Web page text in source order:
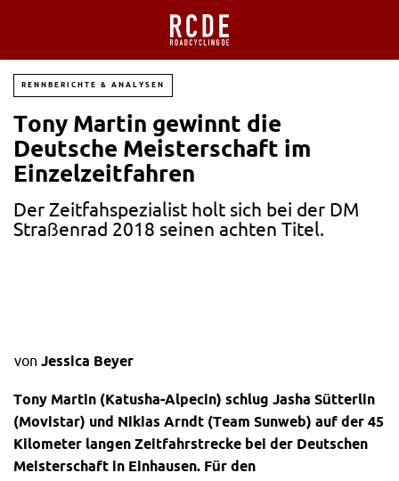
RENNBERICHTE & ANALYSEN
Tony Martin gewinnt die
Deutsche Meisterschaft im
Einzelzeitfahren
Der Zeitfahspezialist holt sich bei der DM
Straßenrad 2018 seinen achten Titel.
von Jessica Beyer
Tony Martin (Katusha-Alpecin) schlug Jasha Sütterlin
(Movistar) und Nikias Arndt (Team Sunweb) auf der 45
Kilometer langen Zeitfahrstrecke bei der Deutschen
Meisterschaft in Einhausen. Für den